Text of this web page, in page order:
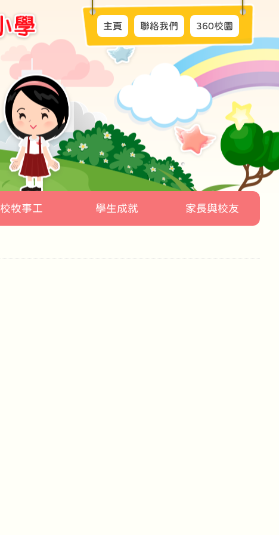
主頁 聯絡我們 360校園
校牧事工 學生成就 家長與校友